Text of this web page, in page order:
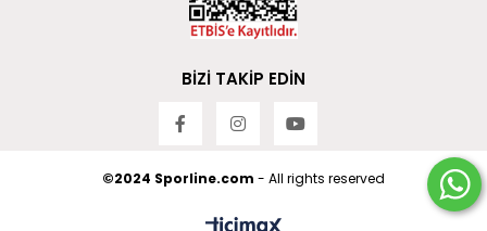
BİZİ TAKİP EDİN
©2024 Sporline.com - All rights reserved